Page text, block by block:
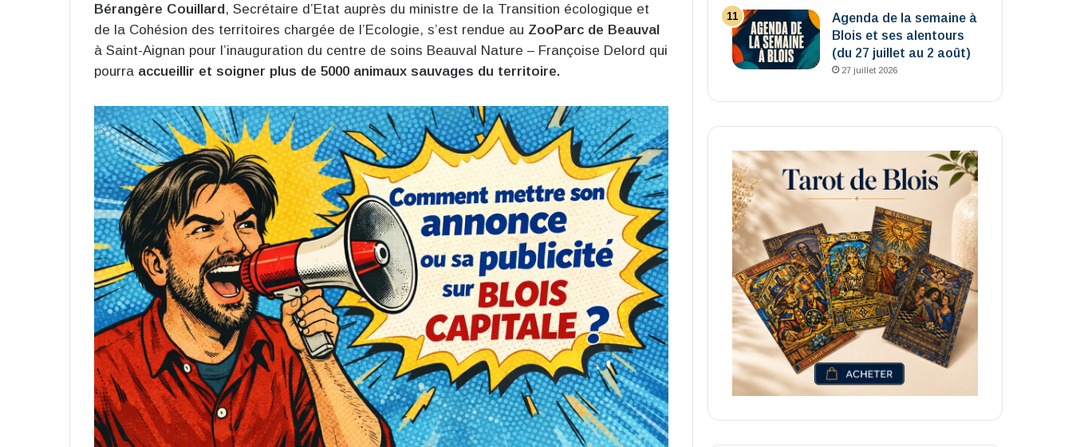
Bérangère Couillard, Secrétaire d’Etat auprès du ministre de la Transition écologique et
de la Cohésion des territoires chargée de l’Ecologie, s’est rendue au ZooParc de Beauval
à Saint-Aignan pour l’inauguration du centre de soins Beauval Nature – Françoise Delord qui
pourra accueillir et soigner plus de 5000 animaux sauvages du territoire.
Agenda de la semaine à
Blois et ses alentours
(du 27 juillet au 2 août)
27 juillet 2026